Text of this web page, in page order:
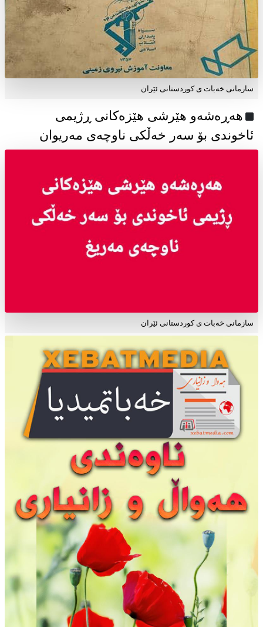
سازمانی خەبات ی كوردستانی ئێران
هەڕەشەو هێرشی هێزەکانی ڕژیمی
ئاخوندی بۆ سەر خەڵکی ناوچەی مەریوان
سازمانی خەبات ی کوردستانی ئێران